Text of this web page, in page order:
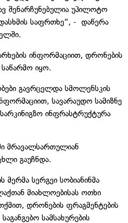
შენარჩუნებულია უპილოტო
საფრთხე“, - დაწერა
ინფორმაციით, დრონების
იყო.
გავრცელდა სმოლენსკის
სავარაუდო სამიზნე
ინფრასტრუქტურა
მრავალსართულიან
გაუჩნდა.
სერგეი სობიანინმა
მიახლოებისას ოთხი
დრონების ფრაგმენტების
სამსახურების